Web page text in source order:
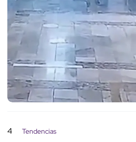
4 Tendencias